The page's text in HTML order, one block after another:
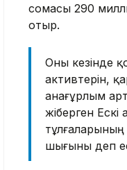
сомасы 290
отыр.
Оны кезінде
активтерін,
анағұрлым
жіберген
тұлғаларының
шығыны деп